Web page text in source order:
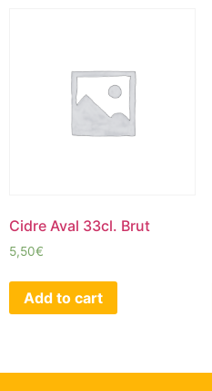
Cidre Aval 33cl. Brut
5,50€
Add to cart